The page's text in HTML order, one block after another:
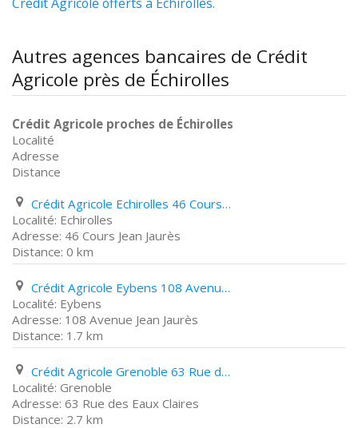
Autres agences bancaires de Crédit
Agricole près de Échirolles
Crédit Agricole proches de Échirolles
Localité
Adresse
Distance
Crédit Agricole Echirolles 46 Cours Jean Jaurès
Echirolles
46 Cours Jean Jaurès
0 km
Crédit Agricole Eybens 108 Avenue Jean Jaurès
Eybens
108 Avenue Jean Jaurès
1.7 km
Crédit Agricole Grenoble 63 Rue des Eaux Claires
Grenoble
63 Rue des Eaux Claires
2.7 km